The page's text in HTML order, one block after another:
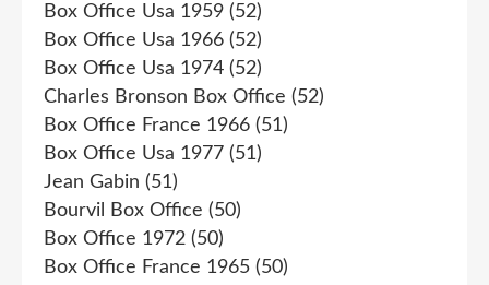
Box Office Usa 1959 (52)
Box Office Usa 1966 (52)
Box Office Usa 1974 (52)
Charles Bronson Box Office (52)
Box Office France 1966 (51)
Box Office Usa 1977 (51)
Jean Gabin (51)
Bourvil Box Office (50)
Box Office 1972 (50)
Box Office France 1965 (50)